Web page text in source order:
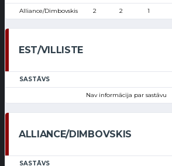
Alliance/Dimbovskis 2 2 1
EST/VILLISTE
SASTĀVS
Nav informācija par sastāvu
ALLIANCE/DIMBOVSKIS
SASTĀVS